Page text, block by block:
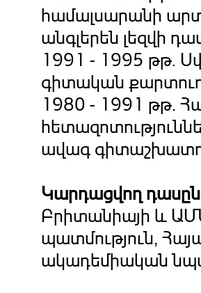
համալսարանի
անգլերեն լեզվի
1991 - 1995 թթ.
գիտական
1980 - 1991 թթ.
ավագ
Կարդացվող
Բրիտանիայի և
պատմություն,
ակադեմիական